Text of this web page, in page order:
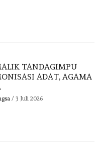
TANDAGIMPU
ADAT, AGAMA
/ 3 Juli 2026